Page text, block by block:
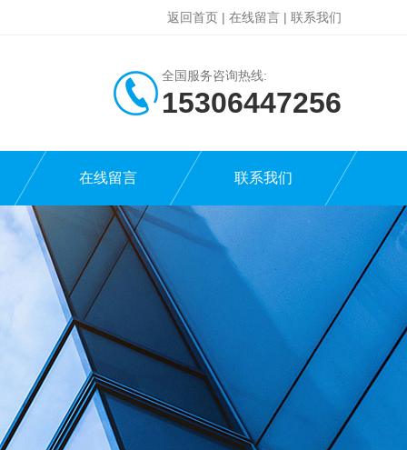
返回首页 | 在线留言 | 联系我们
全国服务咨询热线:
15306447256
在线留言 联系我们